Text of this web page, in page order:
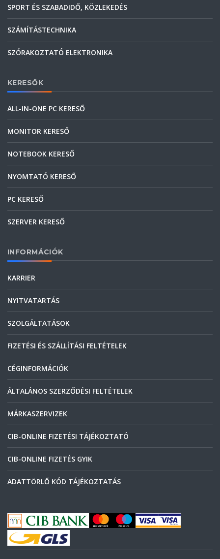
SPORT ÉS SZABADIDŐ, KÖZLEKEDÉS
SZÁMÍTÁSTECHNIKA
SZÓRAKOZTATÓ ELEKTRONIKA
KERESŐK
ALL-IN-ONE PC KERESŐ
MONITOR KERESŐ
NOTEBOOK KERESŐ
NYOMTATÓ KERESŐ
PC KERESŐ
SZERVER KERESŐ
INFORMÁCIÓK
KARRIER
NYITVATARTÁS
SZOLGÁLTATÁSOK
FIZETÉSI ÉS SZÁLLÍTÁSI FELTÉTELEK
CÉGINFORMÁCIÓK
ÁLTALÁNOS SZERZŐDÉSI FELTÉTELEK
MÁRKASZERVIZEK
CIB-ONLINE FIZETÉSI TÁJÉKOZTATÓ
CIB-ONLINE FIZETÉS GYIK
ADATTÖRLŐ KÓD TÁJÉKOZTATÁS